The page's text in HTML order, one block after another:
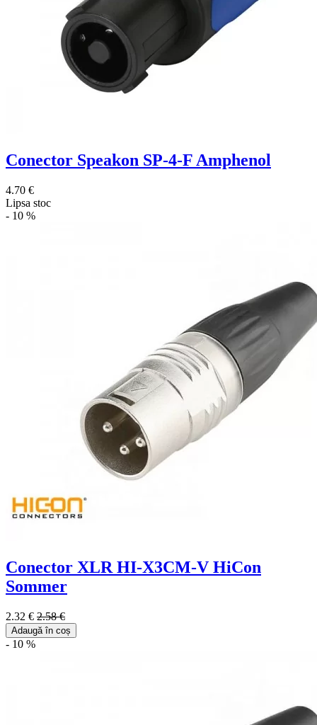
Conector Speakon SP-4-F Amphenol
4.70 €
Lipsa stoc
- 10 %
Conector XLR HI-X3CM-V HiCon
Sommer
2.32 € 2.58 €
Adaugă în coș
- 10 %